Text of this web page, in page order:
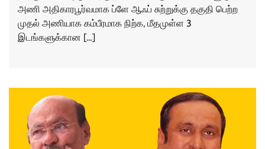
அணி அதிகாரபூர்வமாக ப்ளே ஆஃப் சுற்றுக்கு தகுதி பெற்ற
முதல் அணியாக கம்பீரமாக நிற்க, மீதமுள்ள 3
இடங்களுக்கான […]